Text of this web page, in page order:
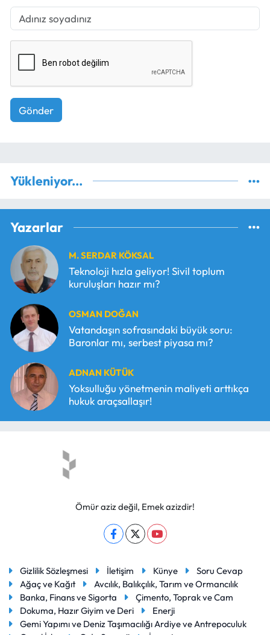
Gönder
Yükleniyor...
Yazarlar
M. SERDAR KÖKSAL
Teknoloji hızla geliyor! Sivil toplum
kuruluşları hazır mı?
OSMAN DOĞAN
Vatandaşın sofrasındaki büyük soru:
Baronlar mı, serbest piyasa mı?
ADNAN KÜTÜK
Yoksulluğu yönetmenin maliyeti arttıkça
hukuk araçsallaşır!
Ömür aziz değil, Emek azizdir!
Gizlilik Sözleşmesi İletişim Künye
Soru Cevap
Ağaç ve Kağıt
Avcılık, Balıkçılık, Tarım ve Ormancılık
Banka, Finans ve Sigorta
Çimento, Toprak ve Cam
Dokuma, Hazır Giyim ve Deri
Enerji
Gemi Yapımı ve Deniz Taşımacılığı Ardiye ve Antrepoculuk